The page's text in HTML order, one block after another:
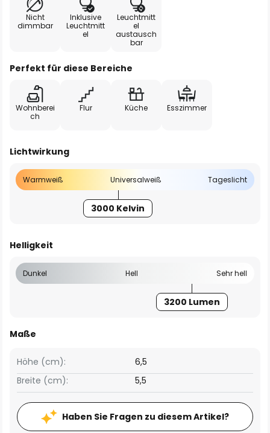
Nicht
dimmbar
Inklusive
Leuchtmitt
el
Leuchtmitt
el
austausch
bar
Perfekt für diese Bereiche
Wohnberei
ch
Flur Küche Esszimmer
Lichtwirkung
Warmweiß Universalweiß Tageslicht
3000 Kelvin
Helligkeit
Dunkel Hell Sehr hell
3200 Lumen
Maße
Breite (cm): 5,5
Höhe (cm): 6,5
Haben Sie Fragen zu diesem Artikel?